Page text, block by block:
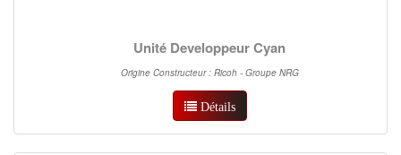
Unité Developpeur Cyan
Origine Constructeur : Ricoh - Groupe NRG
Détails